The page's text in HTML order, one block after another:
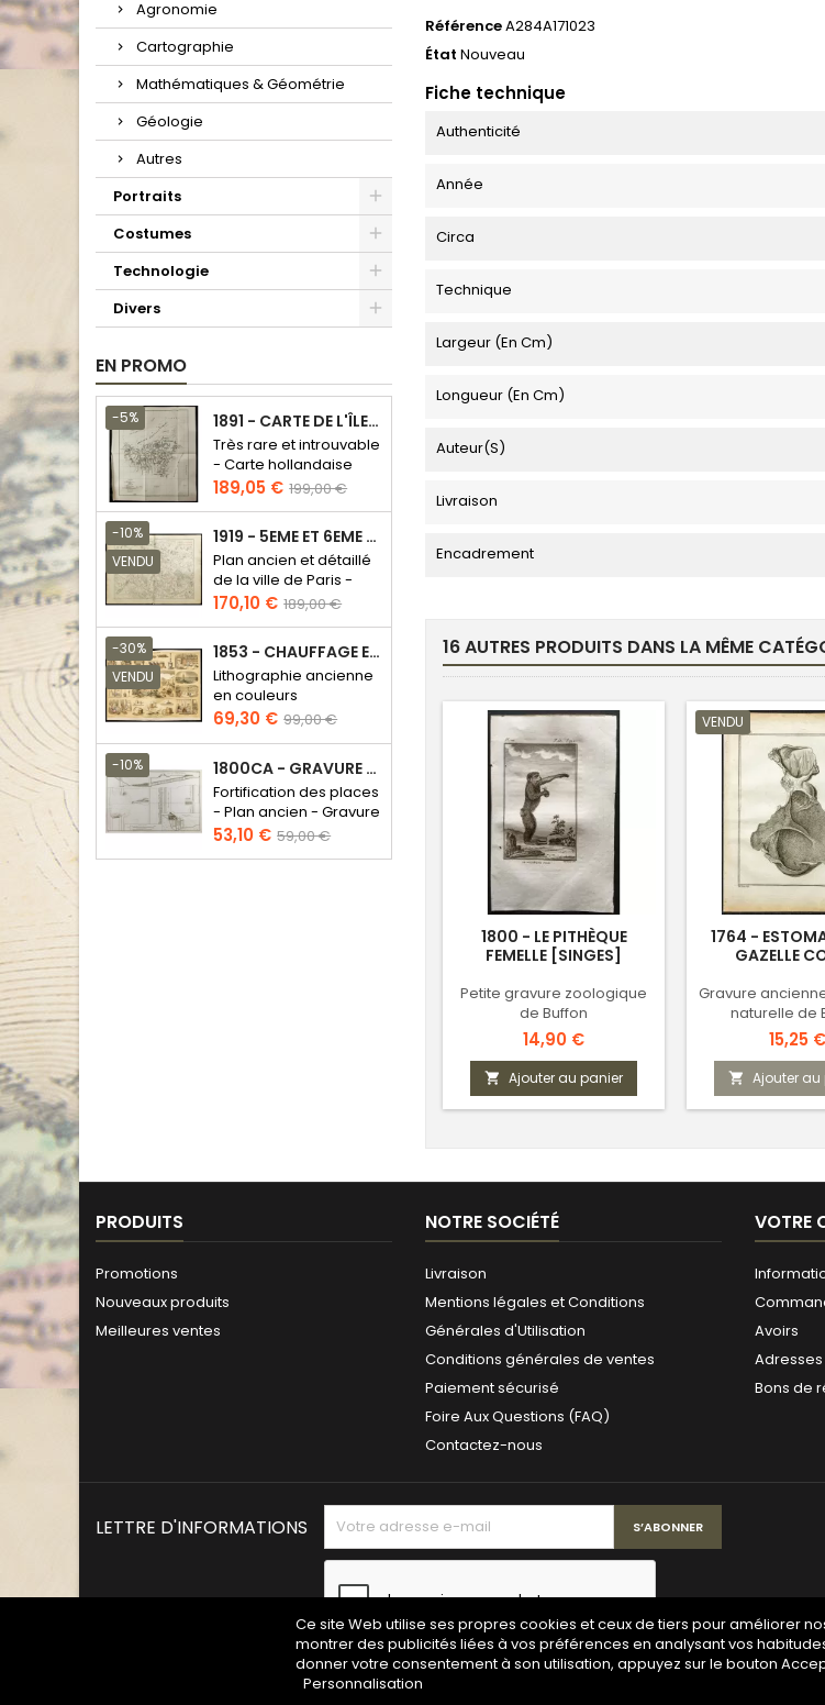
Agronomie
Cartographie
Mathématiques & Géométrie
Géologie
Autres
Portraits
Costumes
Technologie
Divers
EN PROMO
-5% 1891 - CARTE DE L'ÎLE DE BORNÉO
Très rare et introuvable
- Carte hollandaise
Prix
189,05 € Prix
de
base
199,00 €
-10%
VENDU
1919 - 5EME ET 6EME ARRONDISSEMENT DE PARIS
Plan ancien et détaillé
de la ville de Paris -
Odéon - Sorbonne
Prix
170,10 € Prix
de
base
189,00 €
-30%
VENDU
1853 - CHAUFFAGE ET ÉCLAIRAGE (LITHOGRAPHIE)
Lithographie ancienne
en couleurs
Prix
69,30 € Prix
de
base
99,00 €
-10% 1800CA - GRAVURE ARCHITECTURE MILITAIRE - ATTAQUE ET DÉFENSE
Fortification des places
- Plan ancien - Gravure
en taille douce
Prix
53,10 € Prix
de
59,00 €
RéférenceA284A171023
État Nouveau
Fiche technique
Authenticité
Année
Circa
Technique
Largeur (en Cm)
Longueur (en Cm)
Auteur(s)
Livraison
Encadrement
16 AUTRES PRODUITS DANS LA MÊME
1800 - LE PITHÈQUE
FEMELLE [SINGES]
Petite gravure zoologique
de Buffon
Prix
14,90 €
 Ajouter au panier
VENDU
1764 -
GAZELLE
Gravure
naturelle de
Prix
15,25 €
 Ajouter au
PRODUITS
Promotions
Nouveaux produits
Meilleures ventes
NOTRE SOCIÉTÉ
Livraison
Mentions légales et Conditions
Générales d'Utilisation
Conditions générales de ventes
Paiement sécurisé
Foire Aux Questions (FAQ)
Contactez-nous
VOTRE
Avoirs
Adresses
Bons de
Ce site Web utilise ses propres cookies et ceux de tiers pour améliorer
montrer des publicités liées à vos préférences en analysant vos
donner votre consentement à son utilisation, appuyez sur le bouton
Personnalisation
LETTRE D'INFORMATIONS